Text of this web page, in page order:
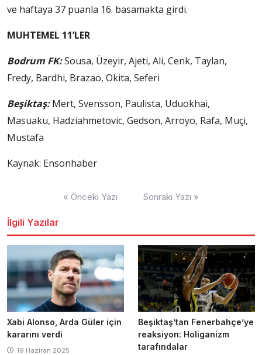
ve haftaya 37 puanla 16. basamakta girdi.
MUHTEMEL 11’LER
Bodrum FK:Sousa, Üzeyir, Ajeti, Ali, Cenk, Taylan,
Fredy, Bardhi, Brazao, Okita, Seferi
Beşiktaş:Mert, Svensson, Paulista, Uduokhai,
Masuaku, Hadziahmetovic, Gedson, Arroyo, Rafa, Muçi,
Mustafa
Kaynak: Ensonhaber
« Önceki Yazı Sonraki Yazı »
İlgili Yazılar
Xabi Alonso, Arda Güler için
kararını verdi
19 Haziran 2025
Beşiktaş’tan Fenerbahçe’ye
reaksiyon: Holiganizm
tarafındalar